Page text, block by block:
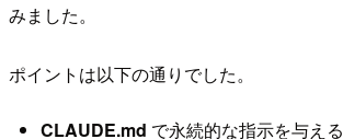
みました。
ポイントは以下の通りでした。
CLAUDE.md で永続的な指示を与える